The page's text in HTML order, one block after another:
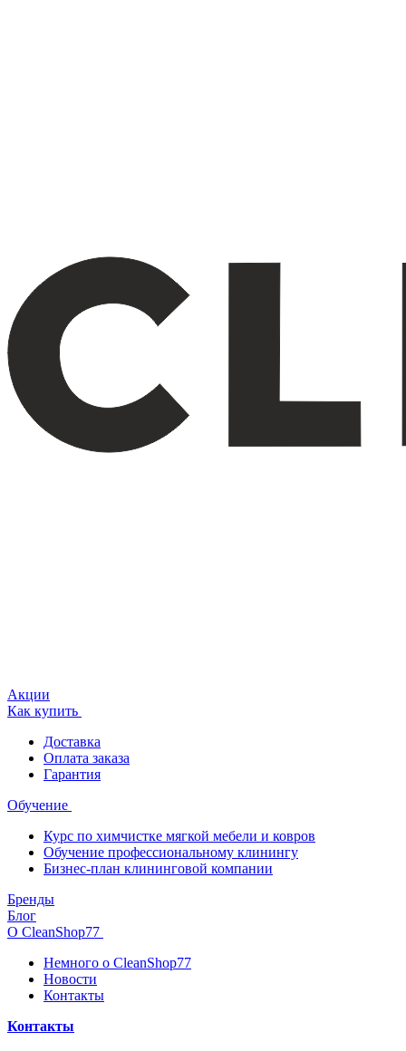
Акции
Как купить
Доставка
Оплата заказа
Гарантия
Обучение
Курс по химчистке мягкой мебели и ковров
Обучение профессиональному клинингу
Бизнес-план клининговой компании
Бренды
Блог
О CleanShop77
Немного о CleanShop77
Новости
Контакты
Контакты